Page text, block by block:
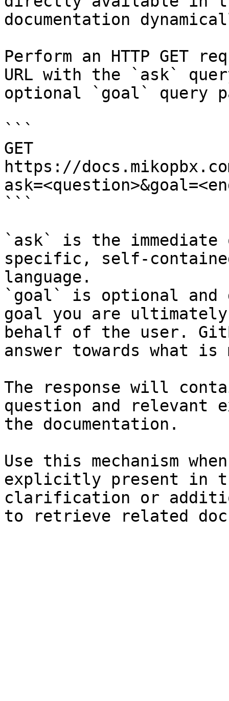
documentation
Perform an HTTP GET
URL with the `ask`
optional `goal` query
```
GET
https://
```
`ask` is the
specific, self-
language.
`goal` is optional and
goal you are
behalf of the user.
answer towards what
The response will
question and relevant
the documentation.
Use this mechanism
explicitly present in
clarification or